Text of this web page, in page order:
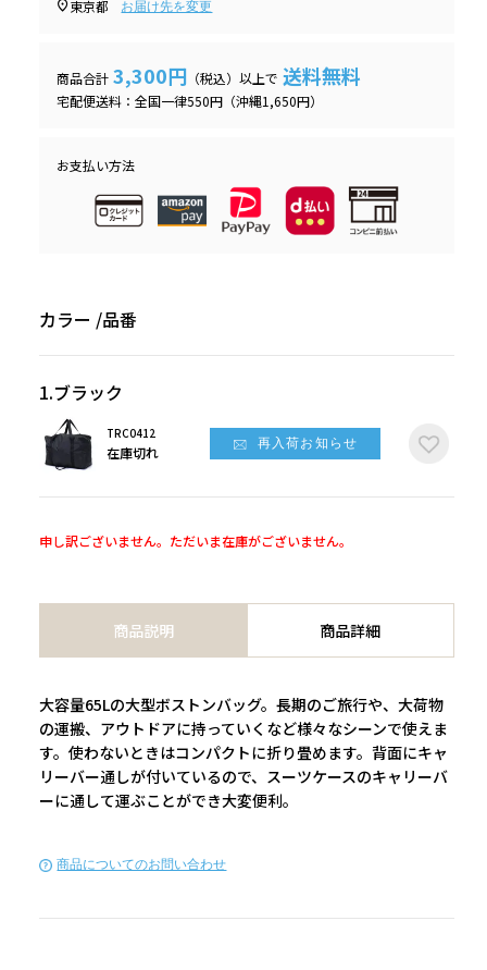
東京都
お届け先を変更
商品合計 3,300円 （税込）以上で 送料無料
宅配便送料：全国一律550円（沖縄1,650円）
お支払い方法
カラー 品番
1.ブラック
TRC0412
在庫切れ 再入荷お知らせ
申し訳ございません。ただいま在庫がございません。
商品説明 商品詳細
大容量65Lの大型ボストンバッグ。長期のご旅行や、大荷物
の運搬、アウトドアに持っていくなど様々なシーンで使えま
す。使わないときはコンパクトに折り畳めます。背面にキャ
リーバー通しが付いているので、スーツケースのキャリーバ
ーに通して運ぶことができ大変便利。
商品についてのお問い合わせ